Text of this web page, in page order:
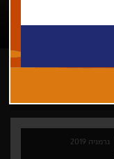
גרמניה 2019